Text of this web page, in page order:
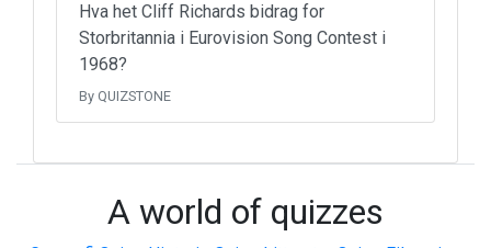
Hva het Cliff Richards bidrag for
Storbritannia i Eurovision Song Contest i
1968?
By QUIZSTONE
A world of quizzes